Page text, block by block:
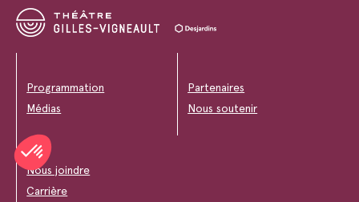
Programmation
Médias
Partenaires
Nous soutenir
Nous joindre
Carrière